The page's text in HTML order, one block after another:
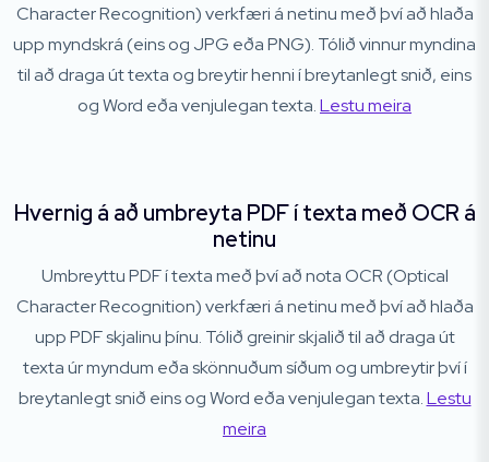
Character Recognition) verkfæri á netinu með því að hlaða
upp myndskrá (eins og JPG eða PNG). Tólið vinnur myndina
til að draga út texta og breytir henni í breytanlegt snið, eins
og Word eða venjulegan texta.Lestu meira
Hvernig á að umbreyta PDF í texta með OCR á
netinu
Umbreyttu PDF í texta með því að nota OCR (Optical
Character Recognition) verkfæri á netinu með því að hlaða
upp PDF skjalinu þínu. Tólið greinir skjalið til að draga út
texta úr myndum eða skönnuðum síðum og umbreytir því í
breytanlegt snið eins og Word eða venjulegan texta.Lestu
meira